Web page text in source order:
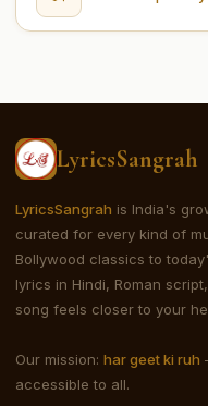
LyricsSangrah
LyricsSangrah is India's
curated for every kind of
Bollywood classics to
lyrics in Hindi, Roman
song feels closer to your
Our mission: har geet ki ruh
accessible to all.